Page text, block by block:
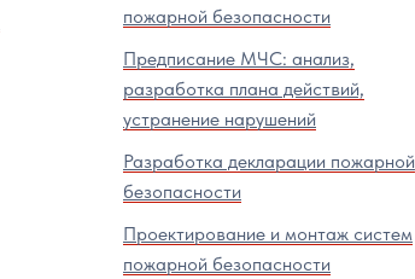
пожарной безопасности
Предписание МЧС: анализ,
разработка плана действий,
устранение нарушений
Разработка декларации пожарной
безопасности
Проектирование и монтаж систем
пожарной безопасности